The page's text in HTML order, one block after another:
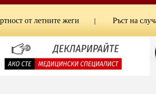
от летните жеги Ръст на